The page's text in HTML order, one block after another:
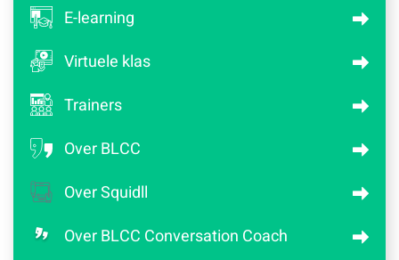
E-learning
Virtuele klas
Trainers
Over BLCC
Over Squidll
Over BLCC Conversation Coach